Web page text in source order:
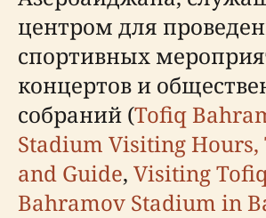
центром для
спортивных
концертов и
собраний (Tofiq
Stadium Visiting Hours,
and Guide, Visiting
Bahramov Stadium in